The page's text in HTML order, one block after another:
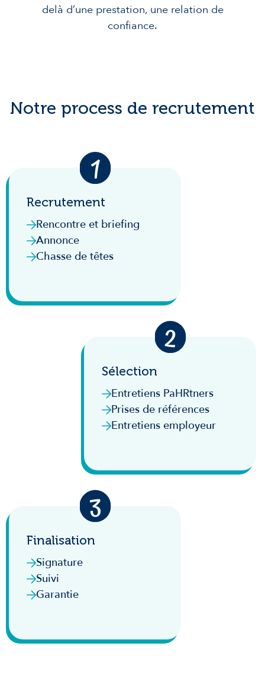
delà d’une prestation, une relation de
confiance.
Notre process de recrutement
Recrutement
Rencontre et briefing
Annonce
Chasse de têtes
Sélection
Entretiens PaHRtners
Prises de références
Entretiens employeur
Finalisation
Signature
Suivi
Garantie